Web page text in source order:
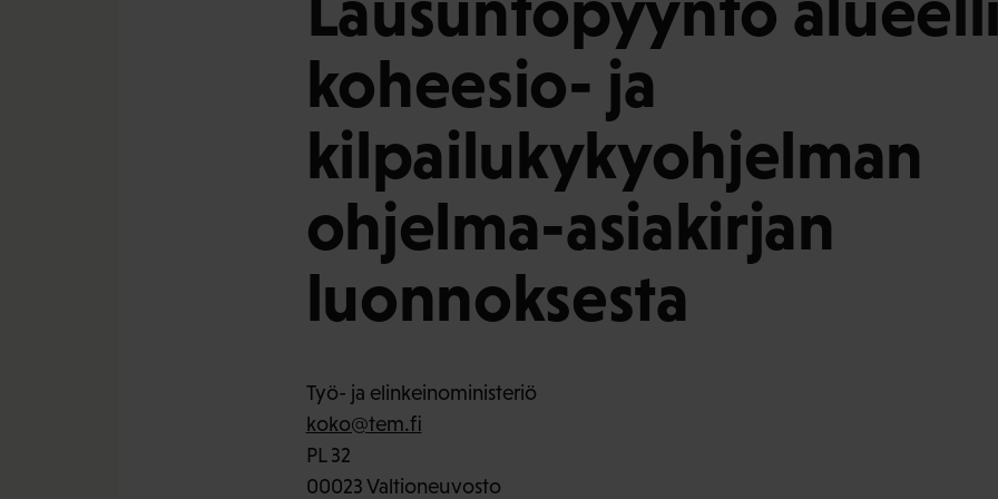
koheesio- ja
kilpailukykyohjelman
ohjelma-asiakirjan
luonnoksesta
Työ- ja elinkeinoministeriö
koko@tem.fi
PL 32
00023 Valtioneuvosto